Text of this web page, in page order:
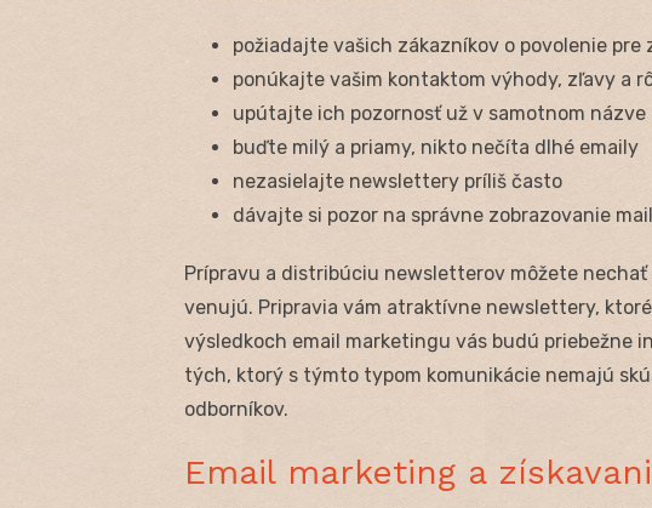
požiadajte vašich zákazníkov o povolenie
ponúkajte vašim kontaktom výhody, zľavy a
upútajte ich pozornosť už v samotnom názve
buďte milý a priamy, nikto nečíta dlhé emaily
nezasielajte newslettery príliš často
dávajte si pozor na správne zobrazovanie
Prípravu a distribúciu newsletterov môžete
venujú. Pripravia vám atraktívne newslettery,
výsledkoch email marketingu vás budú priebežne
tých, ktorý s týmto typom komunikácie nemajú
odborníkov.
Email marketing a